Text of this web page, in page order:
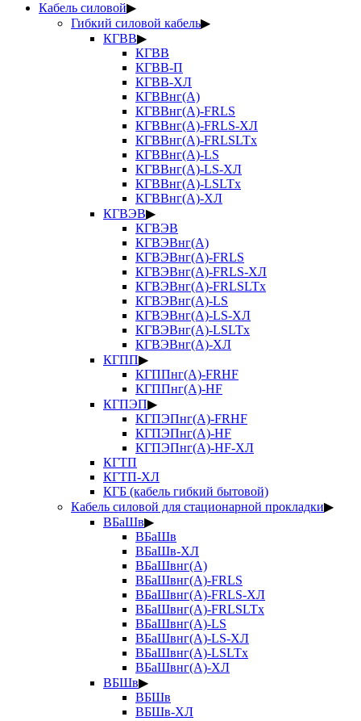
Кабель силовой▶
Гибкий силовой кабель▶
КГВВ▶
КГВВ
КГВВ-П
КГВВ-ХЛ
КГВВнг(А)
КГВВнг(А)-FRLS
КГВВнг(А)-FRLS-ХЛ
КГВВнг(А)-FRLSLTx
КГВВнг(А)-LS
КГВВнг(А)-LS-ХЛ
КГВВнг(А)-LSLTx
КГВВнг(А)-ХЛ
КГВЭВ▶
КГВЭВ
КГВЭВнг(А)
КГВЭВнг(А)-FRLS
КГВЭВнг(А)-FRLS-ХЛ
КГВЭВнг(А)-FRLSLTx
КГВЭВнг(А)-LS
КГВЭВнг(А)-LS-ХЛ
КГВЭВнг(А)-LSLTx
КГВЭВнг(А)-ХЛ
КГПП▶
КГППнг(А)-FRHF
КГППнг(А)-HF
КГПЭП▶
КГПЭПнг(А)-FRHF
КГПЭПнг(А)-HF
КГПЭПнг(А)-HF-ХЛ
КГТП
КГТП-ХЛ
КГБ (кабель гибкий бытовой)
Кабель силовой для стационарной прокладки▶
ВБаШв▶
ВБаШв
ВБаШв-ХЛ
ВБаШвнг(А)
ВБаШвнг(А)-FRLS
ВБаШвнг(А)-FRLS-ХЛ
ВБаШвнг(А)-FRLSLTx
ВБаШвнг(А)-LS
ВБаШвнг(А)-LS-ХЛ
ВБаШвнг(А)-LSLTx
ВБаШвнг(А)-ХЛ
ВБШв▶
ВБШв
ВБШв-ХЛ